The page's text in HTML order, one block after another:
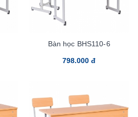
Bàn học BHS110-6
798.000 đ